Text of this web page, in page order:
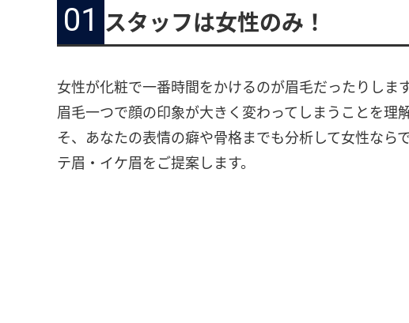
01 スタッフは女性のみ！
女性が化粧で一番時間をかけるのが眉毛だったりします
眉毛一つで顔の印象が大きく変わってしまうことを理
そ、あなたの表情の癖や骨格までも分析して女性なら
テ眉・イケ眉をご提案します。